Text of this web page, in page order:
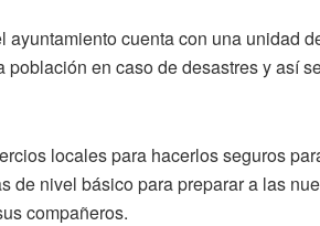
cuenta con una unidad
en caso de desastres y así
locales para hacerlos seguros
de nivel básico para preparar a las
compañeros.